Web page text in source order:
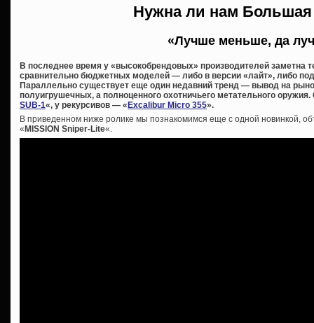
Нужна ли нам
«Лучше меньше, да
В последнее время у «высокобрендовых» производителей заметна
сравнительно бюджетных моделей — либо в версии «лайт», либо
Параллельно существует еще один недавний тренд — вывод на
полуигрушечных, а полноценного охотничьего метательного
SUB-1«, у рекурсивов — «Excalibur Micro 355».
В приведенном ниже ролике мы познакомимся еще с одной новинкой,
«MISSION Sniper-Lite«.